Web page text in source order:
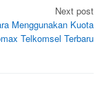
Next post
Menggunakan Kuota
Telkomsel Terbaru